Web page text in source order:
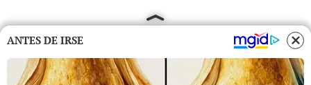
ANTES DE IRSE